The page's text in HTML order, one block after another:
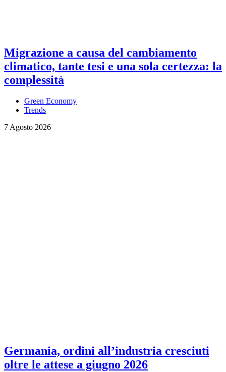
Migrazione a causa del cambiamento
climatico, tante tesi e una sola certezza: la
complessità
Green Economy
Trends
7 Agosto 2026
Germania, ordini all’industria cresciuti
oltre le attese a giugno 2026